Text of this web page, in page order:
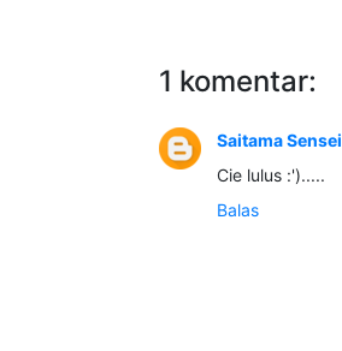
1 komentar:
Saitama Sensei
Cie lulus :').....
Balas